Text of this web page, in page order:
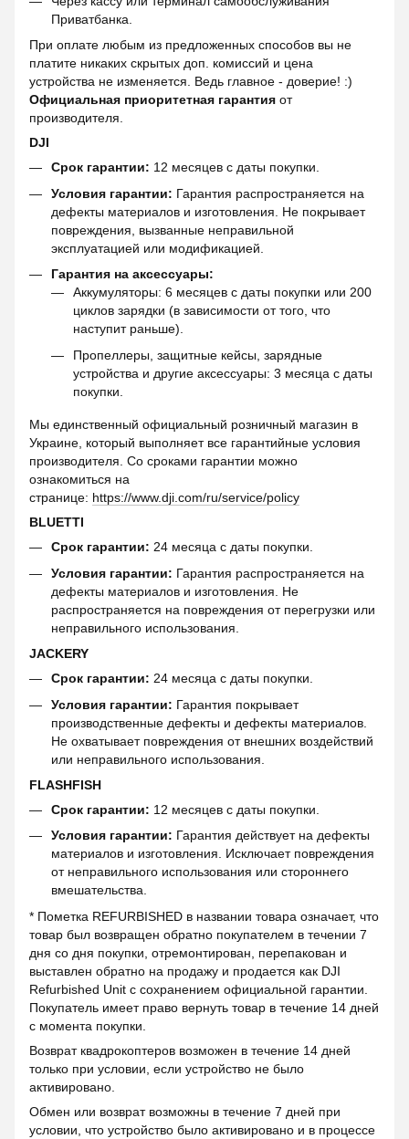
Приватбанка.
При оплате любым из предложенных способов вы не
платите никаких скрытых доп. комиссий и цена
устройства не изменяется. Ведь главное - доверие! :)
Официальная приоритетная гарантия от
производителя.
DJI
Срок гарантии: 12 месяцев с даты покупки.
Условия гарантии: Гарантия распространяется на
дефекты материалов и изготовления. Не покрывает
повреждения, вызванные неправильной
эксплуатацией или модификацией.
Гарантия на аксессуары:
Аккумуляторы: 6 месяцев с даты покупки или 200
циклов зарядки (в зависимости от того, что
наступит раньше).
Пропеллеры, защитные кейсы, зарядные
устройства и другие аксессуары: 3 месяца с даты
покупки.
Мы единственный официальный розничный магазин в
Украине, который выполняет все гарантийные условия
производителя. Со сроками гарантии можно
ознакомиться на
странице: https://www.dji.com/ru/service/policy
BLUETTI
Срок гарантии: 24 месяца с даты покупки.
Условия гарантии: Гарантия распространяется на
дефекты материалов и изготовления. Не
распространяется на повреждения от перегрузки или
неправильного использования.
JACKERY
Срок гарантии: 24 месяца с даты покупки.
Условия гарантии: Гарантия покрывает
производственные дефекты и дефекты материалов.
Не охватывает повреждения от внешних воздействий
или неправильного использования.
FLASHFISH
Срок гарантии: 12 месяцев с даты покупки.
Условия гарантии: Гарантия действует на дефекты
материалов и изготовления. Исключает повреждения
от неправильного использования или стороннего
вмешательства.
* Пометка REFURBISHED в названии товара означает, что
товар был возвращен обратно покупателем в течении 7
дня со дня покупки, отремонтирован, перепакован и
выставлен обратно на продажу и продается как DJI
Refurbished Unit с сохранением официальной гарантии.
Покупатель имеет право вернуть товар в течение 14 дней
с момента покупки.
Возврат квадрокоптеров возможен в течение 14 дней
только при условии, если устройство не было
активировано.
Обмен или возврат возможны в течение 7 дней при
условии, что устройство было активировано и в процессе